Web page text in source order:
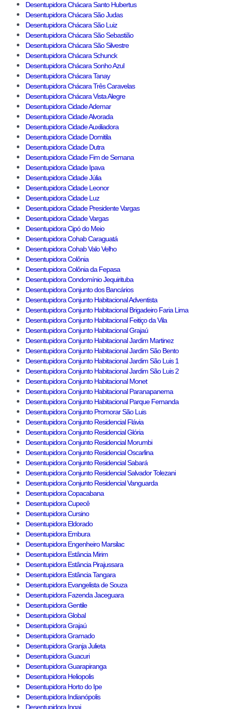
Desentupidora Chácara Santo Hubertus
Desentupidora Chácara São Judas
Desentupidora Chácara São Luiz
Desentupidora Chácara São Sebastião
Desentupidora Chácara São Silvestre
Desentupidora Chácara Schunck
Desentupidora Chácara Sonho Azul
Desentupidora Chácara Tanay
Desentupidora Chácara Três Caravelas
Desentupidora Chácara Vista Alegre
Desentupidora Cidade Ademar
Desentupidora Cidade Alvorada
Desentupidora Cidade Auxiliadora
Desentupidora Cidade Domitila
Desentupidora Cidade Dutra
Desentupidora Cidade Fim de Semana
Desentupidora Cidade Ipava
Desentupidora Cidade Júlia
Desentupidora Cidade Leonor
Desentupidora Cidade Luz
Desentupidora Cidade Presidente Vargas
Desentupidora Cidade Vargas
Desentupidora Cipó do Meio
Desentupidora Cohab Caraguatá
Desentupidora Cohab Valo Velho
Desentupidora Colônia
Desentupidora Colônia da Fepasa
Desentupidora Condomínio Jequirituba
Desentupidora Conjunto dos Bancários
Desentupidora Conjunto Habitacional Adventista
Desentupidora Conjunto Habitacional Brigadeiro Faria Lima
Desentupidora Conjunto Habitacional Feitiço da Vila
Desentupidora Conjunto Habitacional Grajaú
Desentupidora Conjunto Habitacional Jardim Martinez
Desentupidora Conjunto Habitacional Jardim São Bento
Desentupidora Conjunto Habitacional Jardim São Luis 1
Desentupidora Conjunto Habitacional Jardim São Luis 2
Desentupidora Conjunto Habitacional Monet
Desentupidora Conjunto Habitacional Paranapanema
Desentupidora Conjunto Habitacional Parque Fernanda
Desentupidora Conjunto Promorar São Luis
Desentupidora Conjunto Residencial Flávia
Desentupidora Conjunto Residencial Glória
Desentupidora Conjunto Residencial Morumbi
Desentupidora Conjunto Residencial Oscarlina
Desentupidora Conjunto Residencial Sabará
Desentupidora Conjunto Residencial Salvador Tolezani
Desentupidora Conjunto Residencial Vanguarda
Desentupidora Copacabana
Desentupidora Cupecê
Desentupidora Cursino
Desentupidora Eldorado
Desentupidora Embura
Desentupidora Engenheiro Marsilac
Desentupidora Estância Mirim
Desentupidora Estância Pirajussara
Desentupidora Estância Tangara
Desentupidora Evangelista de Souza
Desentupidora Fazenda Jaceguara
Desentupidora Gentile
Desentupidora Global
Desentupidora Grajaú
Desentupidora Gramado
Desentupidora Granja Julieta
Desentupidora Guacuri
Desentupidora Guarapiranga
Desentupidora Heliopolis
Desentupidora Horto do Ipe
Desentupidora Indianópolis
Desentupidora Ingai